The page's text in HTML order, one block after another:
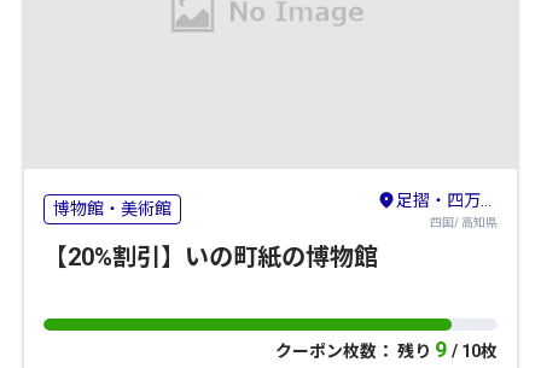
博物館・美術館 足摺・四万十・宿毛
四国/ 高知県
【20%割引】いの町紙の博物館
クーポン枚数： 残り 9 / 10枚